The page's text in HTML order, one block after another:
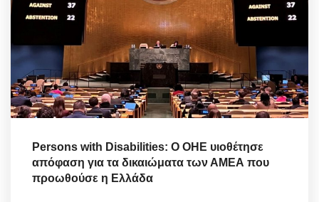
Persons with Disabilities: Ο ΟΗΕ υιοθέτησε
απόφαση για τα δικαιώματα των ΑΜΕΑ που
προωθούσε η Ελλάδα